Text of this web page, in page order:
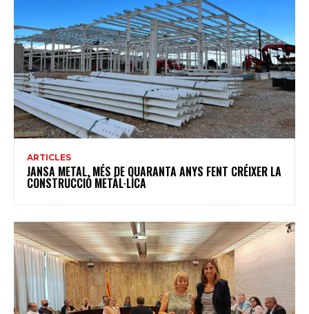
ARTICLES
JANSA METAL, MÉS DE QUARANTA ANYS FENT CRÉIXER LA
CONSTRUCCIÓ METÀL·LICA